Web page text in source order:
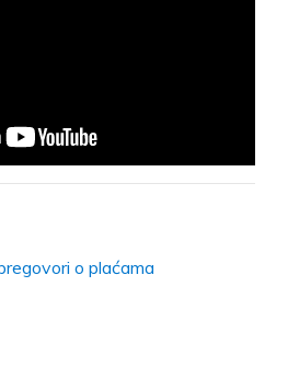
o plaćama